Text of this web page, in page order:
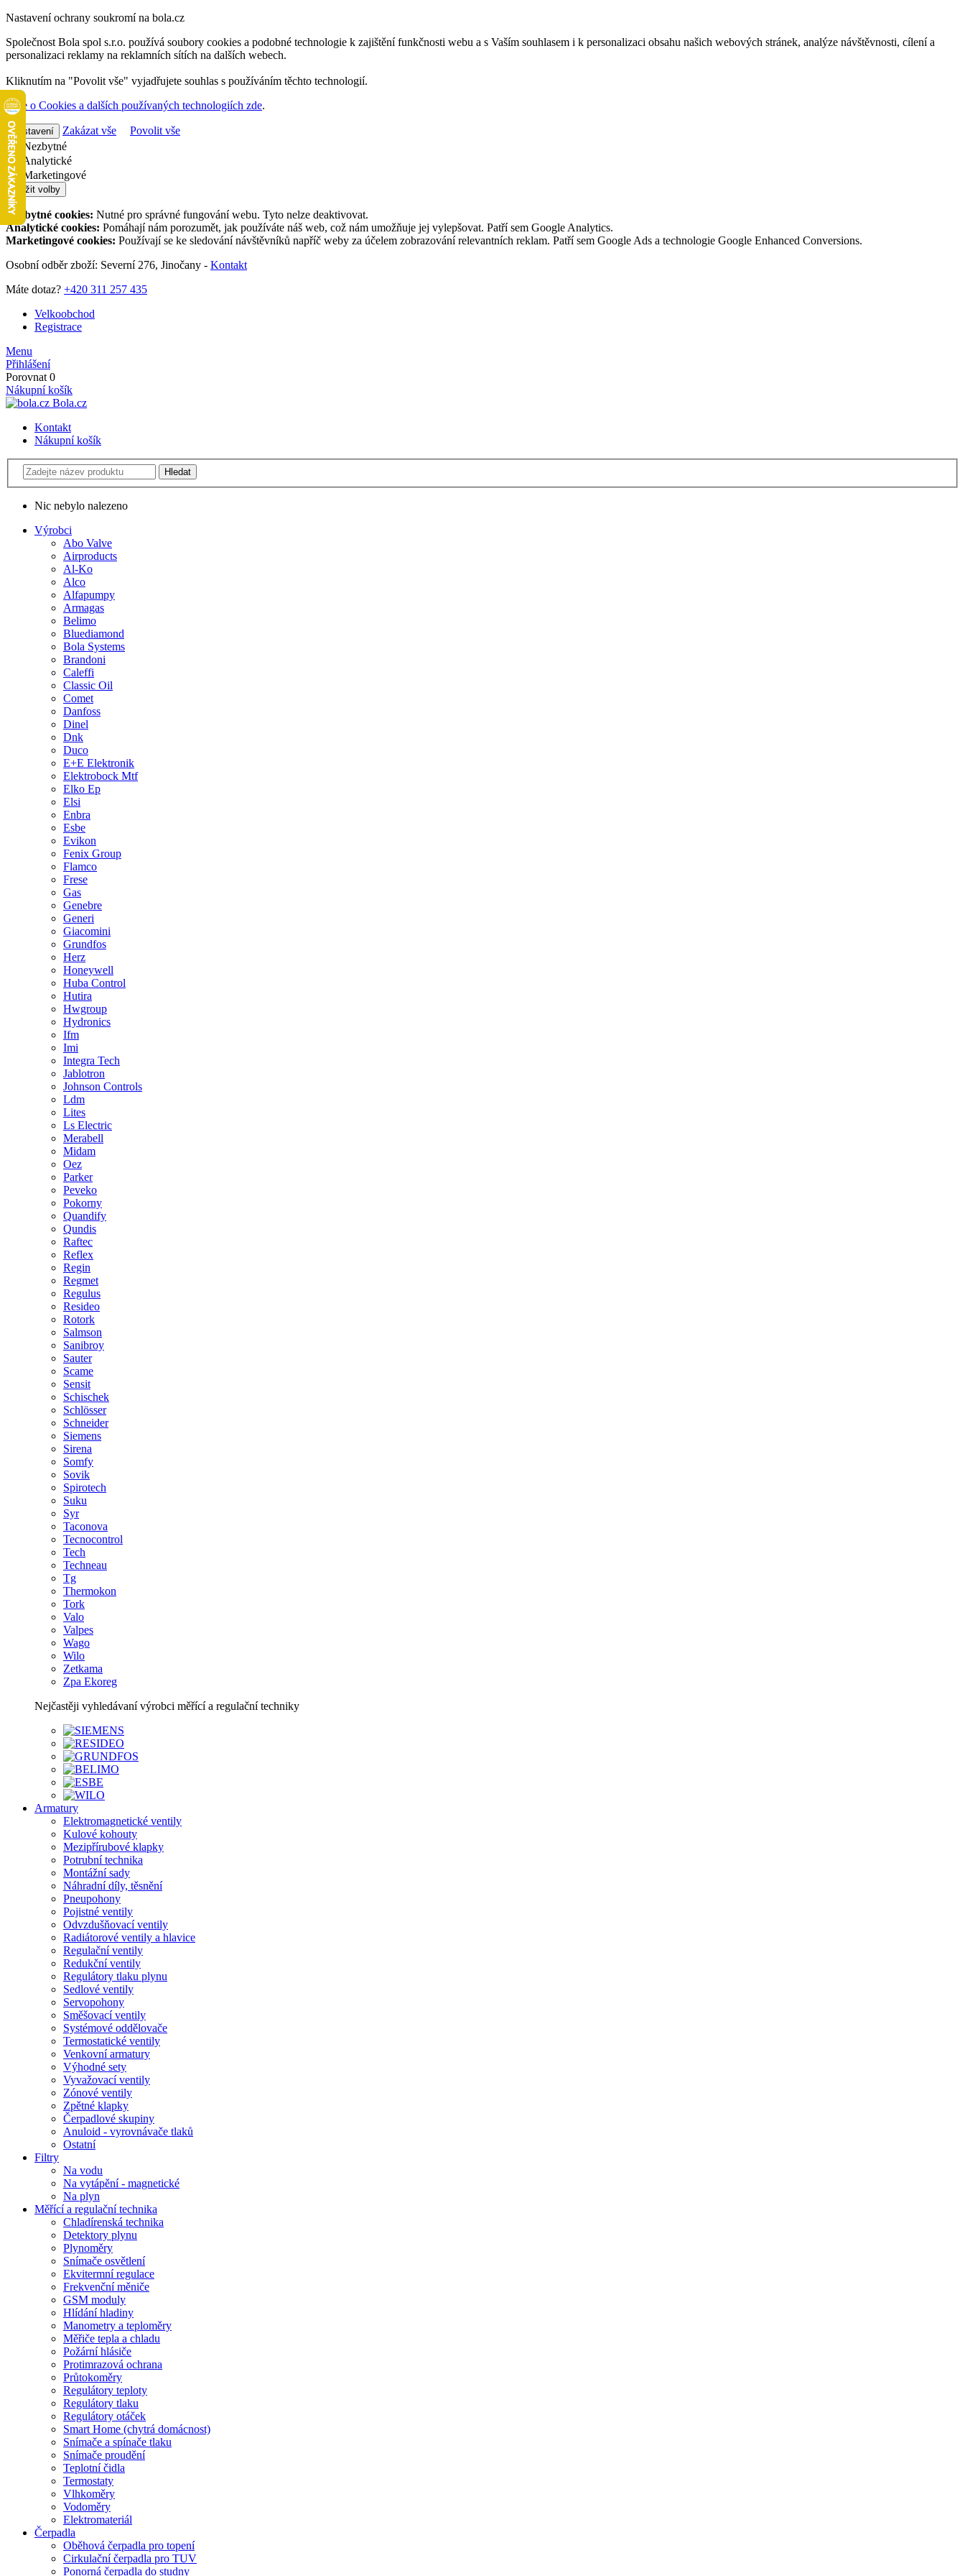
Nastavení ochrany soukromí na bola.cz
Společnost Bola spol s.r.o. používá soubory cookies a podobné technologie k zajištění funkčnosti webu a s Vaším souhlasem i k personalizaci obsahu našich webových stránek, analýze návštěvnosti, cílení a
personalizaci reklamy na reklamních sítích na dalších webech.
Kliknutím na "Povolit vše" vyjadřujete souhlas s používáním těchto technologií.
Více o Cookies a dalších používaných technologiích zde.
Nastavení Zakázat vše
Povolit vše
Nezbytné
Analytické
Marketingové
Uložit volby
Nezbytné cookies: Nutné pro správné fungování webu. Tyto nelze deaktivovat.
Analytické cookies: Pomáhají nám porozumět, jak používáte náš web, což nám umožňuje jej vylepšovat. Patří sem Google Analytics.
Marketingové cookies: Používají se ke sledování návštěvníků napříč weby za účelem zobrazování relevantních reklam. Patří sem Google Ads a technologie Google Enhanced Conversions.
Osobní odběr zboží: Severní 276, Jinočany - Kontakt
Máte dotaz? +420 311 257 435
Velkoobchod
Registrace
Menu
Přihlášení
Porovnat 0
Nákupní košík
Bola.cz
Kontakt
Nákupní košík
Nic nebylo nalezeno
Výrobci
Abo Valve
Airproducts
Al-Ko
Alco
Alfapumpy
Armagas
Belimo
Bluediamond
Bola Systems
Brandoni
Caleffi
Classic Oil
Comet
Danfoss
Dinel
Dnk
Duco
E+E Elektronik
Elektrobock Mtf
Elko Ep
Elsi
Enbra
Esbe
Evikon
Fenix Group
Flamco
Frese
Gas
Genebre
Generi
Giacomini
Grundfos
Herz
Honeywell
Huba Control
Hutira
Hwgroup
Hydronics
Ifm
Imi
Integra Tech
Jablotron
Johnson Controls
Ldm
Lites
Ls Electric
Merabell
Midam
Oez
Parker
Peveko
Pokorny
Quandify
Qundis
Raftec
Reflex
Regin
Regmet
Regulus
Resideo
Rotork
Salmson
Sanibroy
Sauter
Scame
Sensit
Schischek
Schlösser
Schneider
Siemens
Sirena
Somfy
Sovik
Spirotech
Suku
Syr
Taconova
Tecnocontrol
Tech
Techneau
Tg
Thermokon
Tork
Valo
Valpes
Wago
Wilo
Zetkama
Zpa Ekoreg
Nejčastěji vyhledávaní výrobci měřící a regulační techniky
Armatury
Elektromagnetické ventily
Kulové kohouty
Mezipřírubové klapky
Potrubní technika
Montážní sady
Náhradní díly, těsnění
Pneupohony
Pojistné ventily
Odvzdušňovací ventily
Radiátorové ventily a hlavice
Regulační ventily
Redukční ventily
Regulátory tlaku plynu
Sedlové ventily
Servopohony
Směšovací ventily
Systémové oddělovače
Termostatické ventily
Venkovní armatury
Výhodné sety
Vyvažovací ventily
Zónové ventily
Zpětné klapky
Čerpadlové skupiny
Anuloid - vyrovnávače tlaků
Ostatní
Filtry
Na vodu
Na vytápění - magnetické
Na plyn
Měřící a regulační technika
Chladírenská technika
Detektory plynu
Plynoměry
Snímače osvětlení
Ekvitermní regulace
Frekvenční měniče
GSM moduly
Hlídání hladiny
Manometry a teploměry
Měřiče tepla a chladu
Požární hlásiče
Protimrazová ochrana
Průtokoměry
Regulátory teploty
Regulátory tlaku
Regulátory otáček
Smart Home (chytrá domácnost)
Snímače a spínače tlaku
Snímače proudění
Teplotní čidla
Termostaty
Vlhkoměry
Vodoměry
Elektromateriál
Čerpadla
Oběhová čerpadla pro topení
Cirkulační čerpadla pro TUV
Ponorná čerpadla do studny